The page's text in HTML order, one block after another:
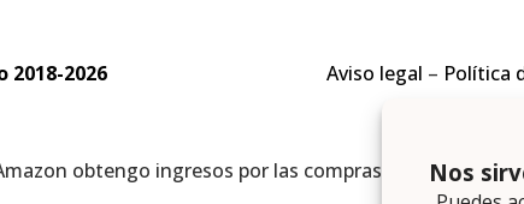
2026 Aviso legal – Política
obtengo ingresos por las compras adscritas que